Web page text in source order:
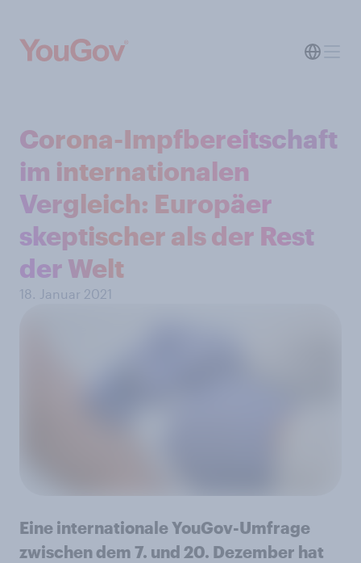
Corona-Impfbereitschaft
im internationalen
Vergleich: Europäer
skeptischer als der Rest
der Welt
18. Januar 2021
Eine internationale YouGov-Umfrage
zwischen dem 7. und 20. Dezember hat